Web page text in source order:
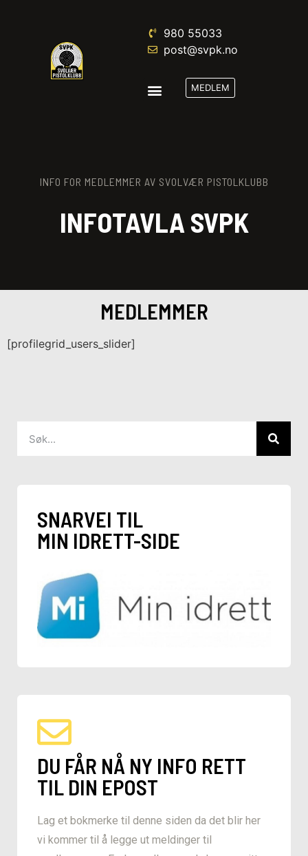
980 55033‬
post@svpk.no
MEDLEM
INFO FOR MEDLEMMER AV SVOLVÆR PISTOLKLUBB
INFOTAVLA SVPK
MEDLEMMER
[profilegrid_users_slider]
SNARVEI TIL
MIN IDRETT-SIDE
DU FÅR NÅ NY INFO RETT
TIL DIN EPOST
Lag et bokmerke til denne siden da det blir her
vi kommer til å legge ut meldinger til